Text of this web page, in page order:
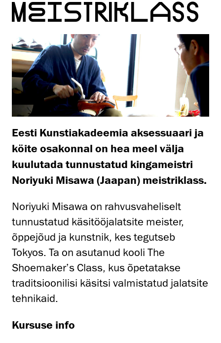
MEISTRIKLASS
Eesti Kunstiakadeemia aksessuaari ja
köite osakonnal on hea meel välja
kuulutada tunnustatud kingameistri
Noriyuki Misawa (Jaapan) meistriklass.
Noriyuki Misawa on rahvusvaheliselt
tunnustatud käsitööjalatsite meister,
õppejõud ja kunstnik, kes tegutseb
Tokyos. Ta on asutanud kooli The
Shoemaker’s Class, kus õpetatakse
traditsioonilisi käsitsi valmistatud jalatsite
tehnikaid.
Kursuse info